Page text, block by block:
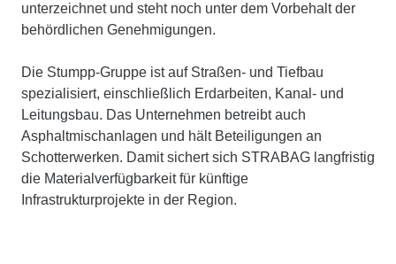
unterzeichnet und steht noch unter dem Vorbehalt der
behördlichen Genehmigungen.
Die Stumpp-Gruppe ist auf Straßen- und Tiefbau
spezialisiert, einschließlich Erdarbeiten, Kanal- und
Leitungsbau. Das Unternehmen betreibt auch
Asphaltmischanlagen und hält Beteiligungen an
Schotterwerken. Damit sichert sich STRABAG langfristig
die Materialverfügbarkeit für künftige
Infrastrukturprojekte in der Region.